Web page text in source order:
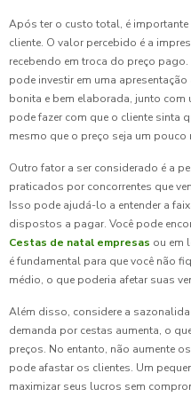
Após ter o custo total, é
cliente. O valor percebido é a
recebendo em troca do preço
pode investir em uma
bonita e bem elaborada, junto
pode fazer com que o cliente sinta
mesmo que o preço seja um pouco
Outro fator a ser considerado é a
praticados por concorrentes que
Isso pode ajudá-lo a entender a
dispostos a pagar. Você pode
Cestas de natal empresas ou em
é fundamental para que você não
médio, o que poderia afetar suas
Além disso, considere a
demanda por cestas aumenta, o
preços. No entanto, não aumente
pode afastar os clientes. Um
maximizar seus lucros sem